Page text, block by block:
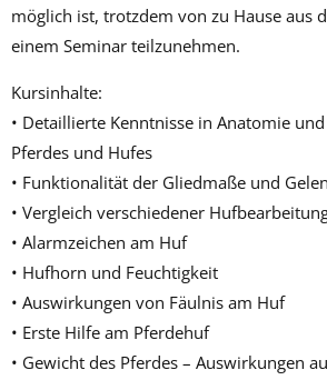
möglich ist, trotzdem von zu Hause aus
einem Seminar teilzunehmen.
Kursinhalte:
• Detaillierte Kenntnisse in Anatomie
Pferdes und Hufes
• Funktionalität der Gliedmaße und
• Vergleich verschiedener
• Alarmzeichen am Huf
• Hufhorn und Feuchtigkeit
• Auswirkungen von Fäulnis am Huf
• Erste Hilfe am Pferdehuf
• Gewicht des Pferdes – Auswirkungen